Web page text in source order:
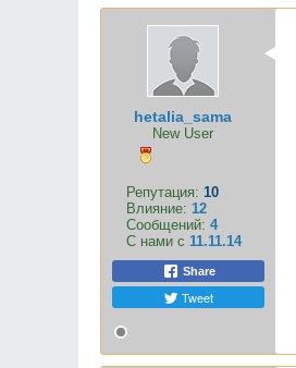
hetalia_sama
New User
Репутация: 10
Влияние: 12
Сообщений: 4
С нами с 11.11.14
Share
Tweet